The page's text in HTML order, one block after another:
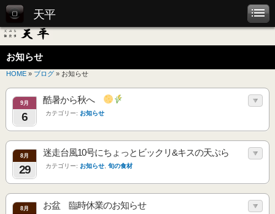
天平
お知らせ
HOME » ブログ » お知らせ
9月
6
酷暑から秋へ
カテゴリー: お知らせ
8月
29
迷走台風10号にちょっとビックリ&キスの天ぷら
カテゴリー: お知らせ 旬の食材
8月 お盆 臨時休業のお知らせ